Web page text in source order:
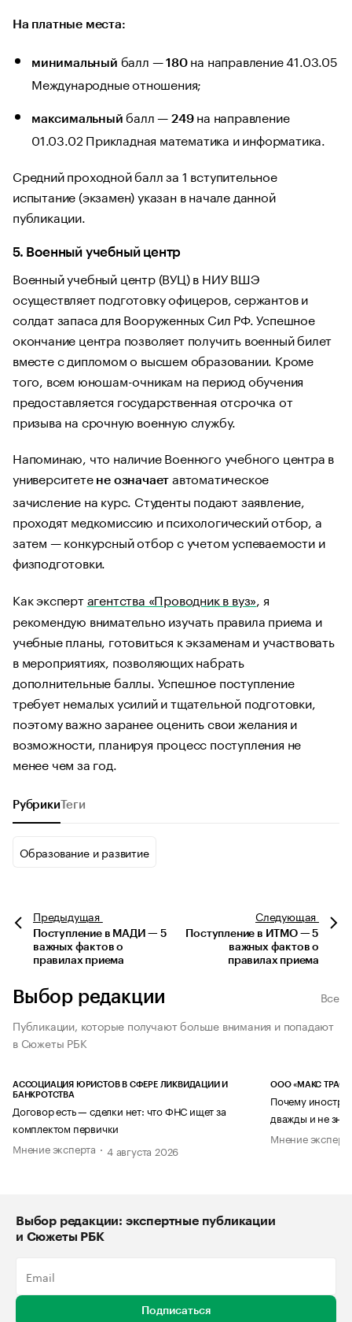
На платные места:
минимальный балл —180на направление 41.03.05
Международные отношения;
максимальный балл —249на направление
01.03.02 Прикладная математика и информатика.
Средний проходной балл за 1 вступительное
испытание (экзамен) указан в начале данной
публикации.
5. Военный учебный центр
Военный учебный центр (ВУЦ) в НИУ ВШЭ
осуществляет подготовку офицеров, сержантов и
солдат запаса для Вооруженных Сил РФ. Успешное
окончание центра позволяет получить военный билет
вместе с дипломом о высшем образовании. Кроме
того, всем юношам-очникам на период обучения
предоставляется государственная отсрочка от
призыва на срочную военную службу.
Напоминаю, что наличие Военного учебного центра в
университете не означаетавтоматическое
зачисление на курс. Студенты подают заявление,
проходят медкомиссию и психологический отбор, а
затем — конкурсный отбор с учетом успеваемости и
физподготовки.
Как экспертагентства «Проводник в вуз» , я
рекомендую внимательно изучать правила приема и
учебные планы, готовиться к экзаменам и участвовать
в мероприятиях, позволяющих набрать
дополнительные баллы. Успешное поступление
требует немалых усилий и тщательной подготовки,
поэтому важно заранее оценить свои желания и
возможности, планируя процесс поступления не
менее чем за год.
Рубрики Теги
Образование и развитие
Предыдущая
Поступление в МАДИ — 5
важных фактов о
правилах приема
Следующая
Поступление в ИТМО — 5
важных фактов о
правилах приема
Выбор редакции
Все
Публикации, которые получают больше внимания и попадают
в Сюжеты РБК
АССОЦИАЦИЯ ЮРИСТОВ В СФЕРЕ ЛИКВИДАЦИИ И
БАНКРОТСТВА
Договор есть — сделки нет: что ФНС ищет за
комплектом первички
Мнение эксперта
4 августа 2026
ООО «МАКС ТРАСТ»
Почему
дважды и не
Мнение
Выбор редакции: экспертные публикации
и Сюжеты РБК
Подписаться